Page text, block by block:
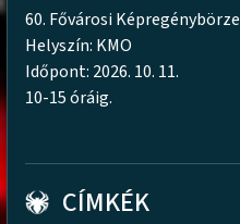
60. Fővárosi Képregénybörze
Helyszín: KMO
Időpont: 2026. 10. 11.
10-15 óráig.
CÍMKÉK